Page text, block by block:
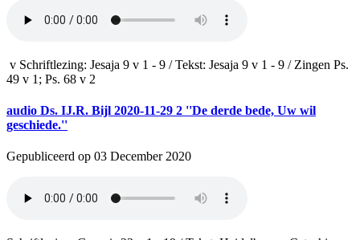
v Schriftlezing: Jesaja 9 v 1 - 9 / Tekst: Jesaja 9 v 1 - 9 / Zingen Ps.
49 v 1; Ps. 68 v 2
audio Ds. IJ.R. Bijl 2020-11-29 2 ''De derde bede, Uw wil
geschiede.''
Gepubliceerd op 03 December 2020